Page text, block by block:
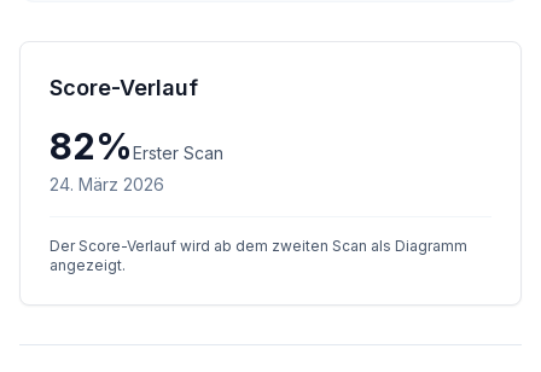
Score-Verlauf
82%Erster Scan
24. März 2026
Der Score-Verlauf wird ab dem zweiten Scan als Diagramm
angezeigt.